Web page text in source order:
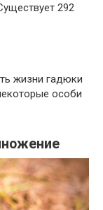
292
жизни гадюки
особи